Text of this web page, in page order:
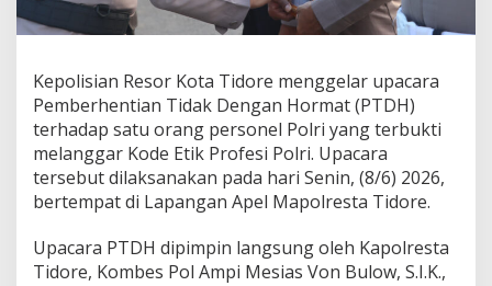
e
T
i
d
o
r
e
P
m
p
Kepolisian Resor Kota Tidore menggelar upacara
Pemberhentian Tidak Dengan Hormat (PTDH)
terhadap satu orang personel Polri yang terbukti
melanggar Kode Etik Profesi Polri. Upacara
tersebut dilaksanakan pada hari Senin, (8/6) 2026,
bertempat di Lapangan Apel Mapolresta Tidore.
Upacara PTDH dipimpin langsung oleh Kapolresta
Tidore, Kombes Pol Ampi Mesias Von Bulow, S.I.K.,